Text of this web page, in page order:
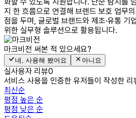
지 한 흐름으로 연결해 브랜드 보호 업무
점을 두며, 글로벌 브랜드와 제조·유통 기
위한 실무형 솔루션으로 활용됩니다.
마크비전 써본 적 있으세요?
네, 사용해 봤어요 아니요
실사용자 리뷰0
서비스 사용을 인증한 유저들이 작성한 리
최신순
평점 높은 순
평점 낮은 순